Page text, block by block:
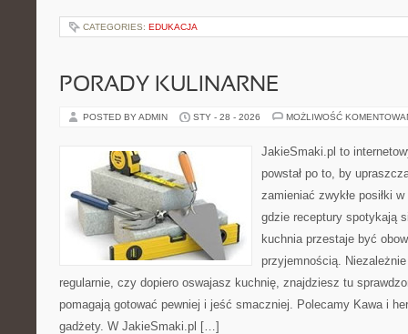
CATEGORIES: EDUKACJA
PORADY KULINARNE
POSTED BY ADMIN STY - 28 - 2026 MOŻLIWOŚĆ
JakieSmaki.pl to
powstał po to, by
zamieniać zwykłe posiłki
gdzie receptury spotykają
kuchnia przestaje być
przyjemnością.
regularnie, czy dopiero oswajasz kuchnię, znajdziesz tu
pomagają gotować pewniej i jeść smaczniej. Polecamy Kawa i
gadżety. W JakieSmaki.pl […]